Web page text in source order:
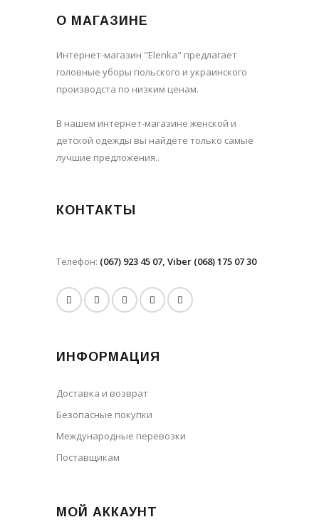
О МАГАЗИНЕ
Интернет-магазин "Elenka" предлагает
головные уборы польского и украинского
производста по низким ценам.
В нашем интернет-магазине женской и
детской одежды вы найдёте только самые
лучшие предложения..
КОНТАКТЫ
Телефон: (067) 923 45 07, Viber (068) 175 07 30
ИНФОРМАЦИЯ
Доставка и возврат
Безопасные покупки
Международные перевозки
Поставщикам
МОЙ АККАУНТ